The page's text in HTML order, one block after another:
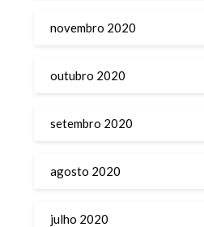
novembro 2020
outubro 2020
setembro 2020
agosto 2020
julho 2020